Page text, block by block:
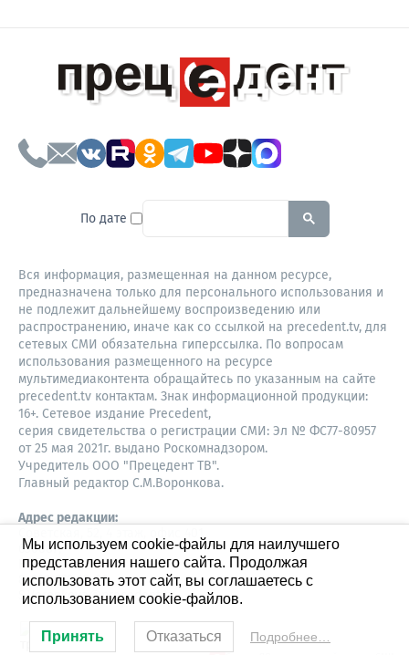
По дате To search this site, enter a
Вся информация, размещенная на данном ресурсе,
предназначена только для персонального использования и
не подлежит дальнейшему воспроизведению или
распространению, иначе как со ссылкой на precedent.tv, для
сетевых СМИ обязательна гиперссылка. По вопросам
использования размещенного на ресурсе
мультимедиаконтента обращайтесь по указанным на сайте
precedent.tv контактам. Знак информационной продукции:
16+. Сетевое издание Precedent,
серия свидетельства о регистрации СМИ: Эл № ФС77-80957
от 25 мая 2021г. выдано Роскомнадзором.
Учредитель ООО "Прецедент ТВ".
Главный редактор С.М.Воронкова.
Адрес редакции:
630087,
Новосибирск
8-960-779-12-96,
S.Voronkova@precedent.tv
Мы используем cookie-файлы для наилучшего
представления нашего сайта. Продолжая
использовать этот сайт, вы соглашаетесь с
использованием cookie-файлов.
Принять Отказаться Подробнее…